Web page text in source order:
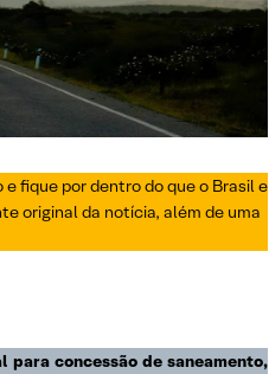
fique por dentro do que o Brasil e
original da notícia, além de uma
para concessão de saneamento,